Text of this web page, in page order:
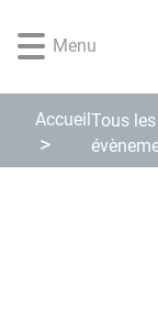
d'accès
rapide
au
menu
d'accès
rapide
au
contenu
principal
d'accès
rapide
à
recherche
d'accès
rapide
au
page
Menu
Accueil Tous les